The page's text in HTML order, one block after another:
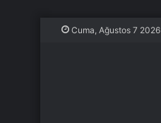
Cuma, Ağustos 7 2026